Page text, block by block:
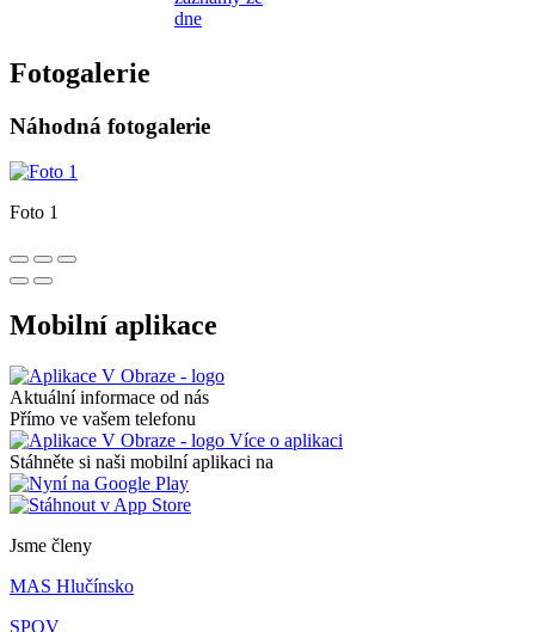
dne
Fotogalerie
Náhodná fotogalerie
Foto 1
Mobilní aplikace
Aktuální informace od nás
Přímo ve vašem telefonu
Více o aplikaci
Stáhněte si naši mobilní aplikaci na
Jsme členy
MAS Hlučínsko
SPOV